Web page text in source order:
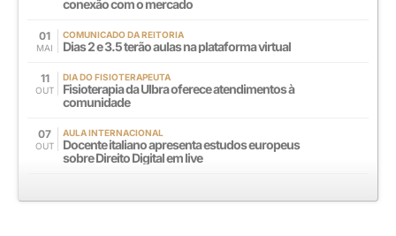
conexão com o mercado
01
MAI
COMUNICADO DA REITORIA
Dias 2 e 3.5 terão aulas na plataforma virtual
11
OUT
DIA DO FISIOTERAPEUTA
Fisioterapia da Ulbra oferece atendimentos à
comunidade
07
OUT
AULA INTERNACIONAL
Docente italiano apresenta estudos europeus
sobre Direito Digital em live